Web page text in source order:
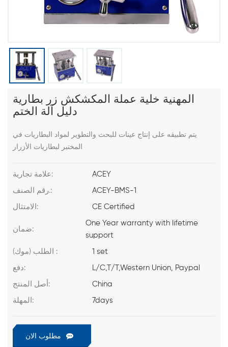
المهنية خلية عملة المكشكش زر بطارية
دليل آلة الختم
يتم تطبيقه على إنتاج عينات للبحث والتطوير لمواد البطاريات في
المختبر لبطاريات الأزرار
علامة تجارية: ACEY
رقم الصنف.: ACEY-BMS-1
الامتثال: CE Certified
ضمان:
One Year warranty with lifetime
support
الطلب (موك) : 1 set
دفع: L/C,T/T,Western Union, Paypal
أصل المنتج: China
المهلة: 7days
مطلوب الان